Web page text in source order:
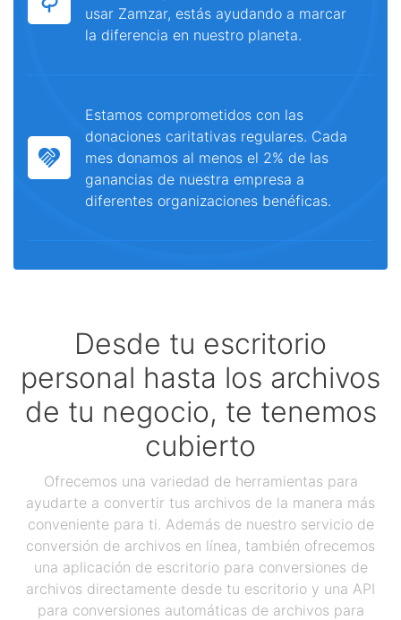
usar Zamzar, estás ayudando a marcar
la diferencia en nuestro planeta.
Estamos comprometidos con las
donaciones caritativas regulares. Cada
mes donamos al menos el 2% de las
ganancias de nuestra empresa a
diferentes organizaciones benéficas.
Desde tu escritorio
personal hasta los archivos
de tu negocio, te tenemos
cubierto
Ofrecemos una variedad de herramientas para
ayudarte a convertir tus archivos de la manera más
conveniente para ti. Además de nuestro servicio de
conversión de archivos en línea, también ofrecemos
una aplicación de escritorio para conversiones de
archivos directamente desde tu escritorio y una API
para conversiones automáticas de archivos para